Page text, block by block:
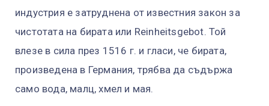
индустрия е затруднена от известния закон за
чистотата на бирата или Reinheitsgebot. Той
влезе в сила през 1516 г. и гласи, че бирата,
произведена в Германия, трябва да съдържа
само вода, малц, хмел и мая.